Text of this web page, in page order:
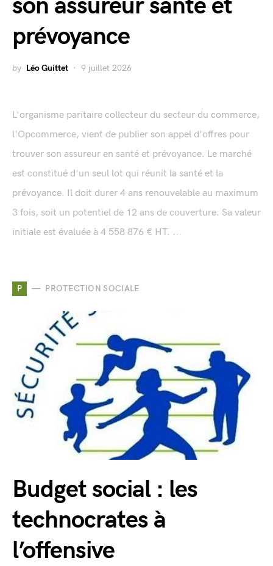
son assureur santé et
prévoyance
by Léo Guittet 9 juillet 2026
L'organisme paritaire collecteur du secteur du commerce,
l'Opcommerce, vient de publier son appel d'offres pour
trouver son assureur en santé et prévoyance. Le marché
est constitué d'un seul lot qui réunit la santé et la
prévoyance. Il doit durer 4 ans renouvelable au maximum
3 fois, soit un potentiel de 12 ans de couverture. Sa valeur
initiale est évaluée à 4 558 876 € HT. ...
P PROTECTION SOCIALE
Budget social : les
technocrates à
l’offensive